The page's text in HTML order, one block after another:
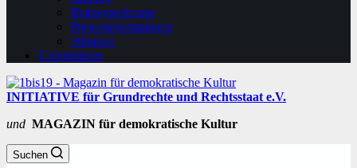
Beitragsordnung
Presseinformationen
Stimmen
Unterstützen
INITIATIVE für Grundrechte und Rechtsstaat e.V.
und MAGAZIN für demokratische Kultur
Suchen